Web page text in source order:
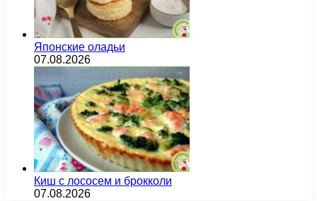
Японские оладьи
07.08.2026
Киш с лососем и брокколи
07.08.2026